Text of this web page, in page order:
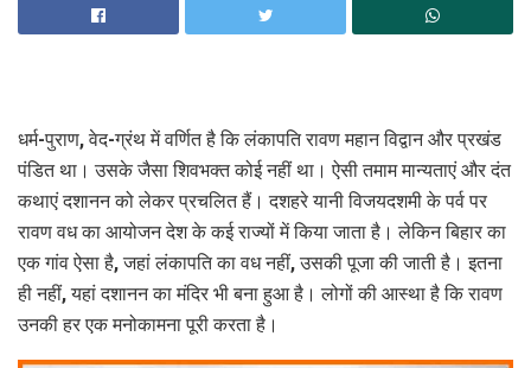
धर्म-पुराण, वेद-ग्रंथ में वर्णित है कि लंकापति रावण महान विद्वान और प्रखंड
पंडित था। उसके जैसा शिवभक्त कोई नहीं था। ऐसी तमाम मान्यताएं और दंत
कथाएं दशानन को लेकर प्रचलित हैं। दशहरे यानी विजयदशमी के पर्व पर
रावण वध का आयोजन देश के कई राज्यों में किया जाता है। लेकिन बिहार का
एक गांव ऐसा है, जहां लंकापति का वध नहीं, उसकी पूजा की जाती है। इतना
ही नहीं, यहां दशानन का मंदिर भी बना हुआ है। लोगों की आस्था है कि रावण
उनकी हर एक मनोकामना पूरी करता है।